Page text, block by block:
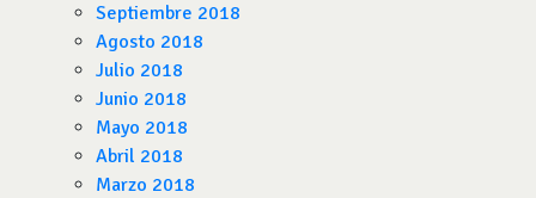
Septiembre 2018
Agosto 2018
Julio 2018
Junio 2018
Mayo 2018
Abril 2018
Marzo 2018